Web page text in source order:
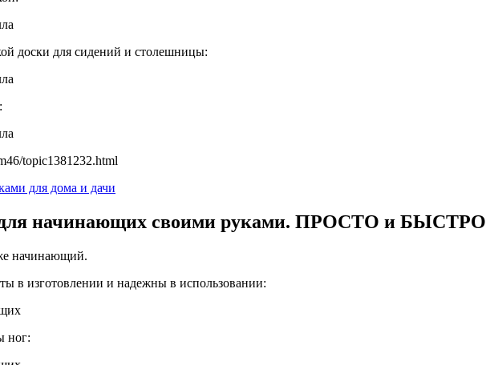
доски для сидений и столешницы:
topic1381232.html
для дома и дачи
для начинающих своими руками. ПРОСТО и БЫСТРО
начинающий.
в изготовлении и надежны в использовании:
ног: